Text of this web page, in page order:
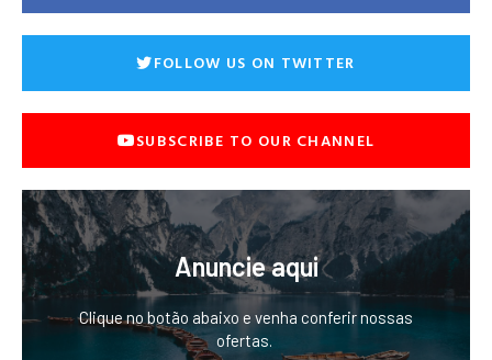
FOLLOW US ON TWITTER
SUBSCRIBE TO OUR CHANNEL
Anuncie aqui
Clique no botão abaixo e venha conferir nossas
ofertas.